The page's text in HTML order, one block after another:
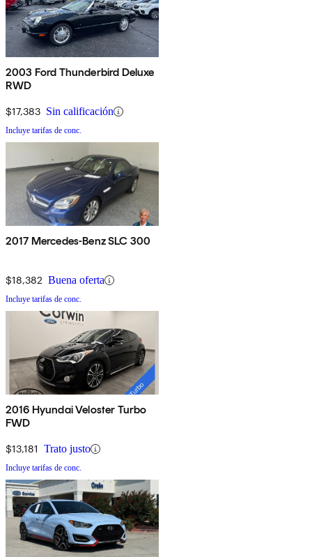
2003 Ford Thunderbird Deluxe
RWD
$17,383 Sin calificación
Incluye tarifas de conc.
2017 Mercedes-Benz SLC 300
$18,382 Buena oferta
Incluye tarifas de conc.
2016 Hyundai Veloster Turbo
FWD
$13,181 Trato justo
Incluye tarifas de conc.